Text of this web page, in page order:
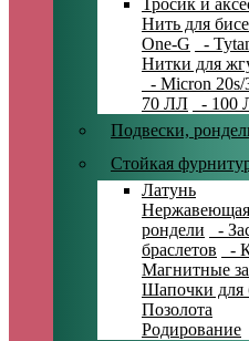
Тросик и
Нить для
One-G
-
Нитки для
- Micron 20s/
70 ЛЛ
- 100
Подвески,
Стойкая
Латунь
Нержавеющая
рондели
-
браслетов
-
Магнитные
Шапочки для
Позолота
Родирование